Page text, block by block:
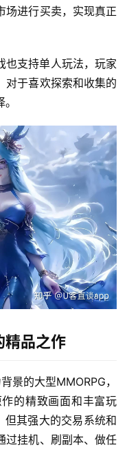
场进行买卖，实现真正
也支持单人玩法，玩家
对于喜欢探索和收集的
精品之作
景的大型MMORPG，
的精致画面和丰富玩
但其强大的交易系统和
过挂机、刷副本、做任